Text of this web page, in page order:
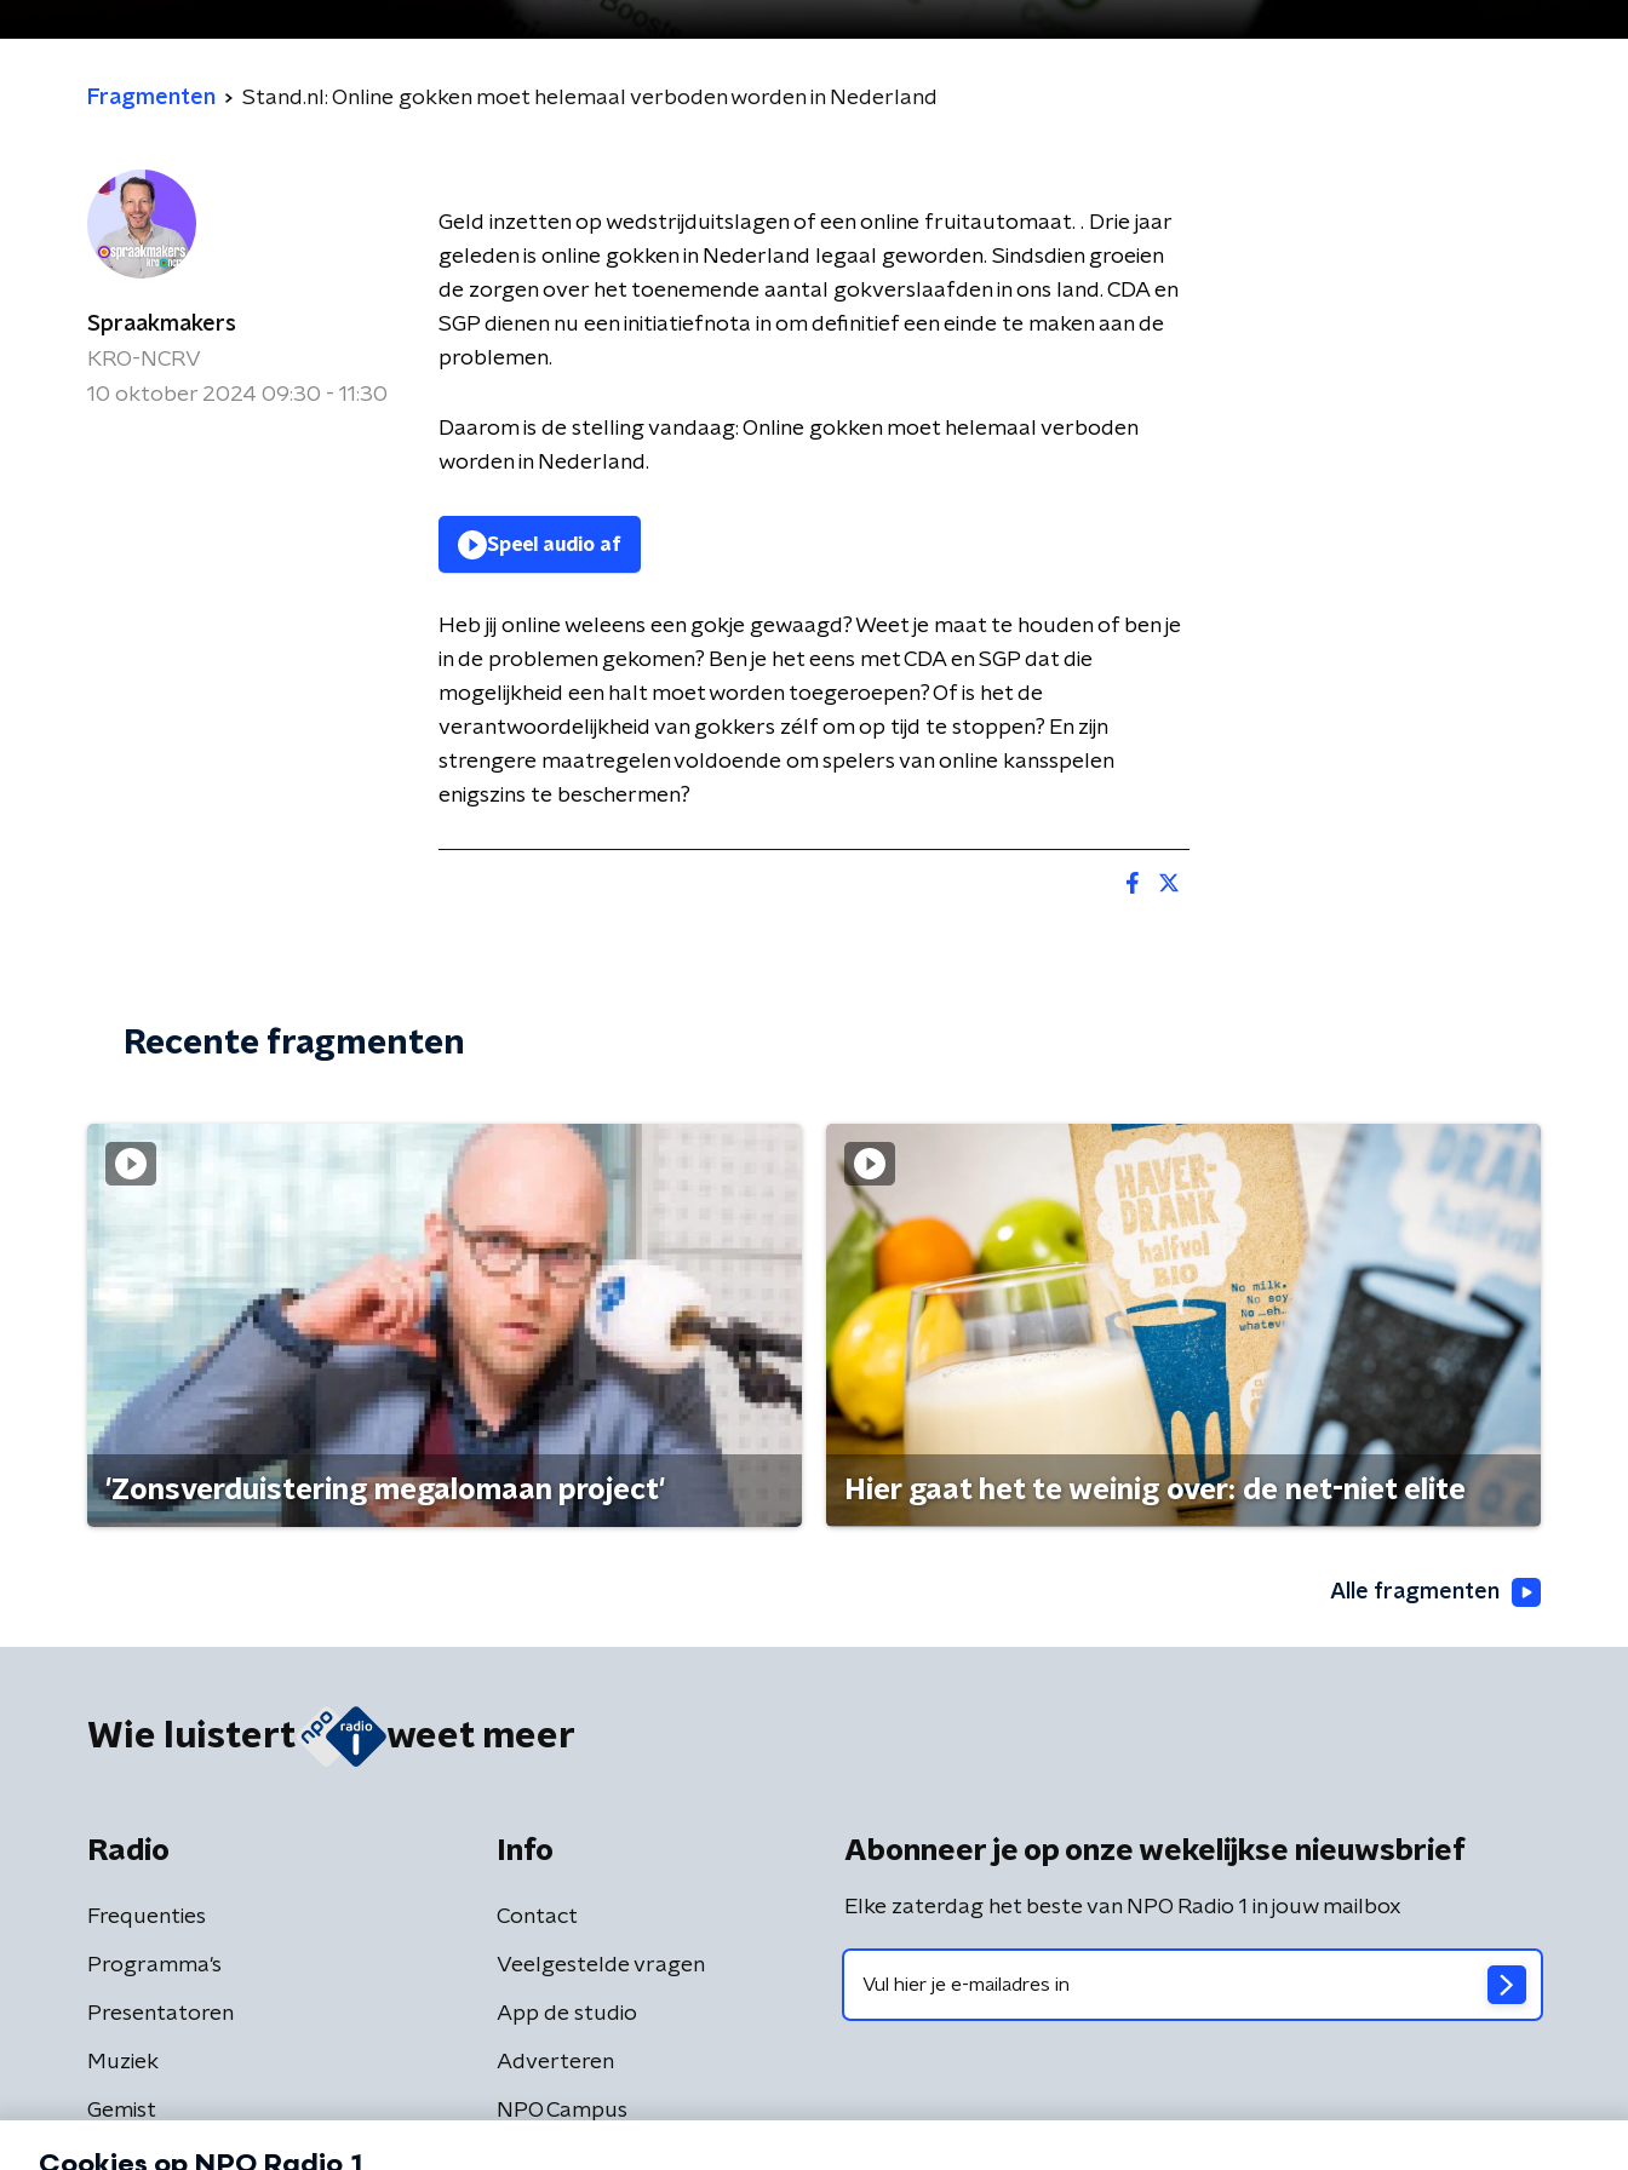
Fragmenten Stand.nl: Online gokken moet helemaal verboden worden in Nederland
Spraakmakers
KRO-NCRV
10 oktober 2024 09:30 - 11:30
Geld inzetten op wedstrijduitslagen of een online fruitautomaat. . Drie jaar
geleden is online gokken in Nederland legaal geworden. Sindsdien groeien
de zorgen over het toenemende aantal gokverslaafden in ons land. CDA en
SGP dienen nu een initiatiefnota in om definitief een einde te maken aan de
problemen.
Daarom is de stelling vandaag: Online gokken moet helemaal verboden
worden in Nederland.
Speel audio af
Heb jij online weleens een gokje gewaagd? Weet je maat te houden of ben je
in de problemen gekomen? Ben je het eens met CDA en SGP dat die
mogelijkheid een halt moet worden toegeroepen? Of is het de
verantwoordelijkheid van gokkers zélf om op tijd te stoppen? En zijn
strengere maatregelen voldoende om spelers van online kansspelen
enigszins te beschermen?
Recente fragmenten
'Zonsverduistering megalomaan project' Hier gaat het te weinig over: de net-niet elite
Alle fragmenten
Wie luistert weet meer
Radio
Frequenties
Programma's
Presentatoren
Muziek
Gemist
Info
Contact
Veelgestelde vragen
App de studio
Adverteren
NPO Campus
Abonneer je op onze wekelijkse nieuwsbrief
Elke zaterdag het beste van NPO Radio 1 in jouw mailbox